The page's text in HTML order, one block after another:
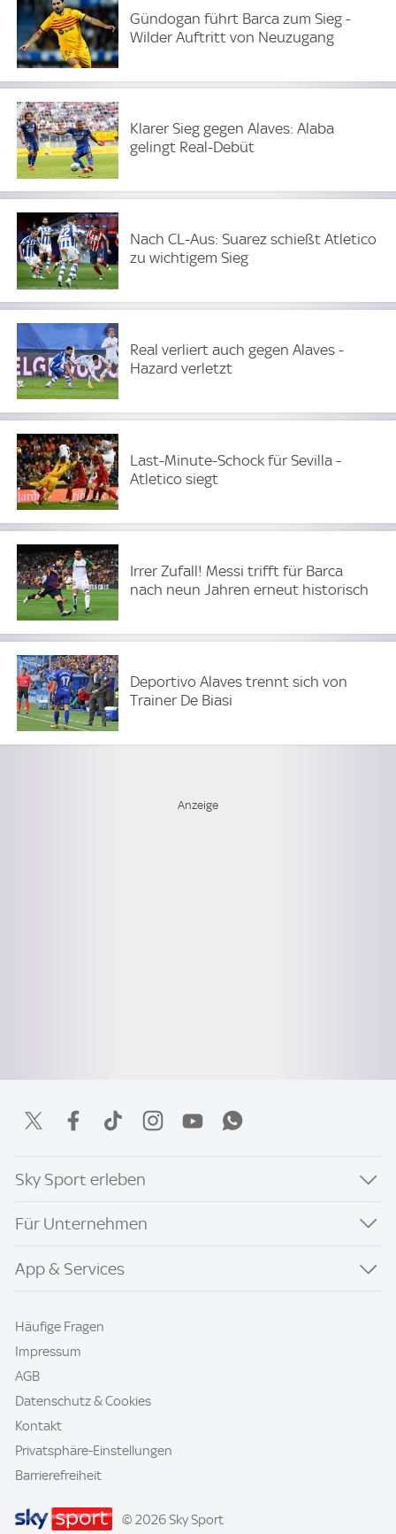
Gündogan führt Barca zum Sieg -
Wilder Auftritt von Neuzugang
Klarer Sieg gegen Alaves: Alaba
gelingt Real-Debüt
Nach CL-Aus: Suarez schießt Atletico
zu wichtigem Sieg
Real verliert auch gegen Alaves -
Hazard verletzt
Last-Minute-Schock für Sevilla -
Atletico siegt
Irrer Zufall! Messi trifft für Barca
nach neun Jahren erneut historisch
Deportivo Alaves trennt sich von
Trainer De Biasi
Sky Sport erleben
Für Unternehmen
App & Services
Häufige Fragen
Impressum
AGB
Datenschutz & Cookies
Kontakt
Privatsphäre-Einstellungen
Barrierefreiheit
© 2026 Sky Sport